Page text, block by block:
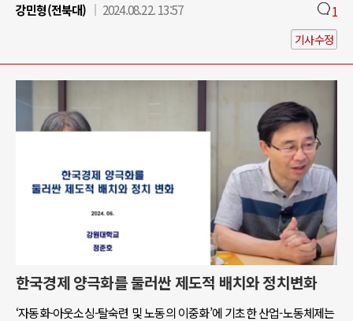
강민형(전북대)
2024.08.22. 13:57 1
기사수정
한국경제 양극화를 둘러싼 제도적 배치와 정치변화
‘자동화-아웃소싱-탈숙련 및 노동의 이중화’에 기초한 산업-노동체제는